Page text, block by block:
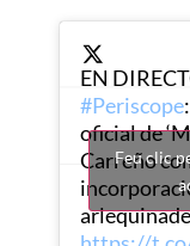
EN
#Periscope
oficial de
Carreño
Feu clic